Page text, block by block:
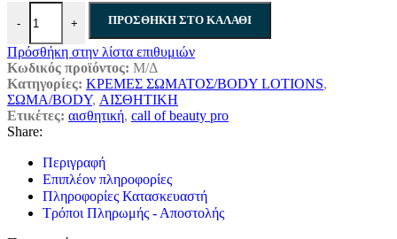
-
Healing Therapy Lotion Orange 2in1 ποσότητα
+ ΠΡΟΣΘΉΚΗ ΣΤΟ ΚΑΛΆΘΙ
Πρόσθήκη στην λίστα επιθυμιών
Κωδικός προϊόντος: Μ/Δ
Κατηγορίες: ΚΡΕΜΕΣ ΣΩΜΑΤΟΣ/BODY LOTIONS,
ΣΩΜΑ/BODY, ΑΙΣΘΗΤΙΚΗ
Ετικέτες: αισθητική, call of beauty pro
Share:
Περιγραφή
Επιπλέον πληροφορίες
Πληροφορίες Κατασκευαστή
Τρόποι Πληρωμής - Αποστολής